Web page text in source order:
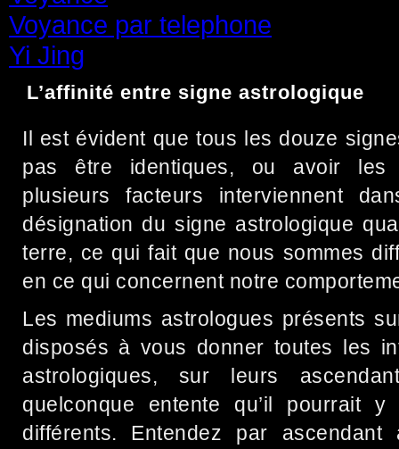
Voyance par telephone
Yi Jing
L’affinité entre signe astrologique
Il est évident que tous les douze
pas être identiques, ou avoir les
plusieurs facteurs interviennent
désignation du signe astrologique
terre, ce qui fait que nous sommes
en ce qui concernent notre
Les mediums astrologues présents
disposés à vous donner toutes les
astrologiques, sur leurs
quelconque entente qu’il pourrait
différents. Entendez par